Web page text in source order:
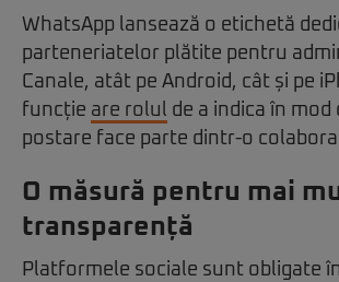
WhatsApp lansează o etichetă
parteneriatelor plătite pentru
Canale, atât pe Android, cât și pe
funcție are rolul de a indica în mod
postare face parte dintr-o
O măsură pentru mai
transparență
Platformele sociale sunt obligate